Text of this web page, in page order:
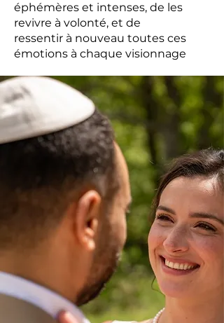
éphémères et intenses, de les
revivre à volonté, et de
ressentir à nouveau toutes ces
émotions à chaque visionnage